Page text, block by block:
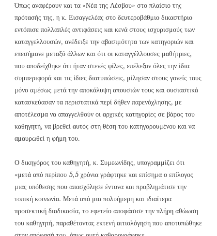
Όπως αναφέρουν και τα «Νέα της Λέσβου» στο πλαίσιο της
πρότασής της, η κ. Εισαγγελέας στο δευτεροβάθμιο δικαστήριο
εντόπισε πολλαπλές αντιφάσεις και κενά στους ισχυρισμούς των
καταγγελλουσών, ανέδειξε την αβασιμότητα των κατηγοριών και
επεσήμανε μεταξύ άλλων και ότι οι καταγγέλλουσες μαθήτριες,
που αποδείχθηκε ότι ήταν στενές φίλες, επέλεξαν όλες την ίδια
συμπεριφορά και τις ίδιες διατυπώσεις, μίλησαν στους γονείς τους
μόνο αμέσως μετά την αποκάλυψη απουσιών τους και ουσιαστικά
κατασκεύασαν τα περιστατικά περί δήθεν παρενόχλησης, με
αποτέλεσμα να απαγγελθούν οι αρχικές κατηγορίες σε βάρος του
καθηγητή, να βρεθεί αυτός στη θέση του κατηγορουμένου και να
αμαυρωθεί η φήμη του.
Ο δικηγόρος του καθηγητή, κ. Συμεωνίδης, υπογραμμίζει ότι
«μετά από περίπου 5,5 χρόνια γράφτηκε και επίσημα ο επίλογος
μιας υπόθεσης που απασχόλησε έντονα και προβλημάτισε την
τοπική κοινωνία. Μετά από μια πολυήμερη και ιδιαίτερα
προσεκτική διαδικασία, το εφετείο αποφάσισε την πλήρη αθώωση
του καθηγητή, παραθέτοντας εκτενή αιτιολόγηση που αποτυπώθηκε